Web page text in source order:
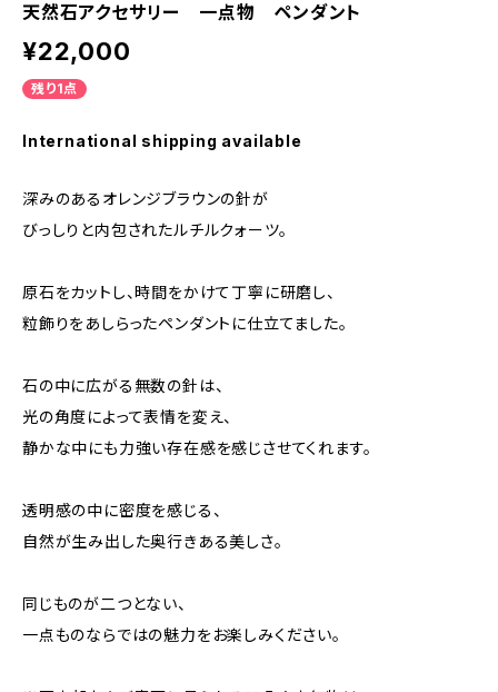
天然石アクセサリー 一点物 ペンダント
¥22,000
残り1点
International shipping available
深みのあるオレンジブラウンの針が
びっしりと内包されたルチルクォーツ。
原石をカットし、時間をかけて丁寧に研磨し、
粒飾りをあしらったペンダントに仕立てました。
石の中に広がる無数の針は、
光の角度によって表情を変え、
静かな中にも力強い存在感を感じさせてくれます。
透明感の中に密度を感じる、
自然が生み出した奥行きある美しさ。
同じものが二つとない、
一点ものならではの魅力をお楽しみください。